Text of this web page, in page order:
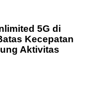
5G di
Kecepatan
Aktivitas